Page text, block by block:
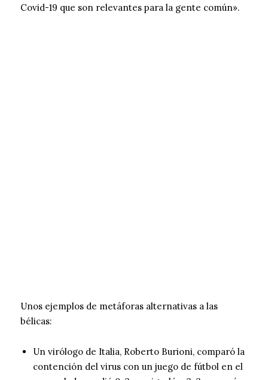
Covid-19 que son relevantes para la gente común».
Unos ejemplos de metáforas alternativas a las
bélicas:
Un virólogo de Italia, Roberto Burioni, comparó la
contención del virus con un juego de fútbol en el